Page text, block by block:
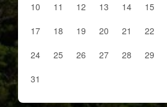
10
11 12 13 14 15
17
18 19 20 21 22
24
25 26 27 28 29
31